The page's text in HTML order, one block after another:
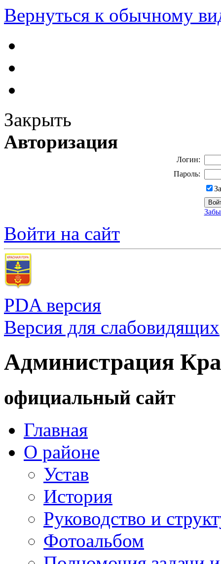
Вернуться к обычному
Закрыть
Авторизация
Логин:
Пароль:
Войти на сайт
PDA версия
Версия для слабовидящих
Администрация
официальный сайт
Главная
О районе
Устав
История
Руководство и
Фотоальбом